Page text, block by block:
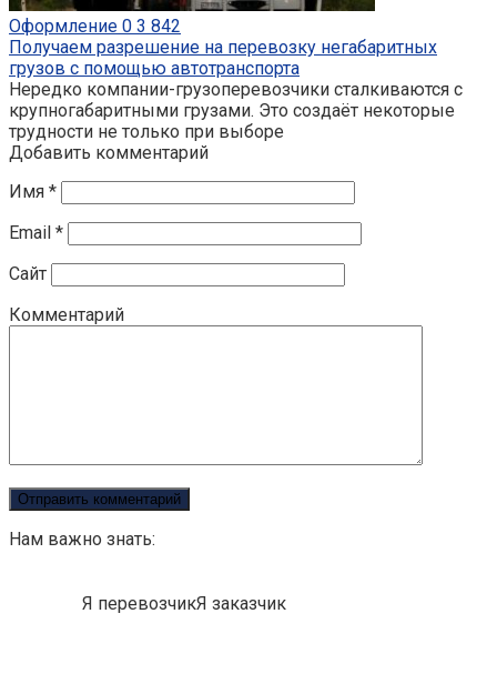
Оформление 0 3 842
Получаем разрешение на перевозку негабаритных
грузов с помощью автотранспорта
Нередко компании-грузоперевозчики сталкиваются с
крупногабаритными грузами. Это создаёт некоторые
трудности не только при выборе
Добавить комментарий
Имя *
Email *
Сайт
Комментарий
Нам важно знать:
Я перевозчикЯ заказчик